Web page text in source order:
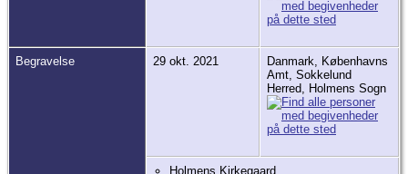
Begravelse 29 okt. 2021
Danmark, Københavns
Amt, Sokkelund
Herred, Holmens Sogn
Holmens Kirkegaard